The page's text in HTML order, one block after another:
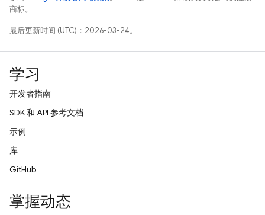
商标。
最后更新时间 (UTC)：2026-03-24。
学习
开发者指南
SDK 和 API 参考文档
示例
库
GitHub
掌握动态